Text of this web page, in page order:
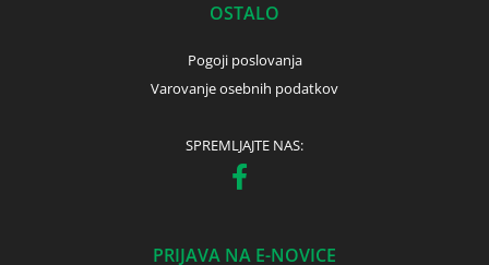
OSTALO
Pogoji poslovanja
Varovanje osebnih podatkov
SPREMLJAJTE NAS:
PRIJAVA NA E-NOVICE